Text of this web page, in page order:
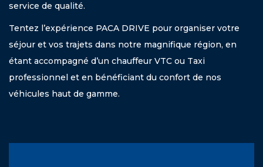
service de qualité.
Tentez l’expérience PACA DRIVE pour organiser votre
séjour et vos trajets dans notre magnifique région, en
étant accompagné d’un chauffeur VTC ou Taxi
professionnel et en bénéficiant du confort de nos
véhicules haut de gamme.